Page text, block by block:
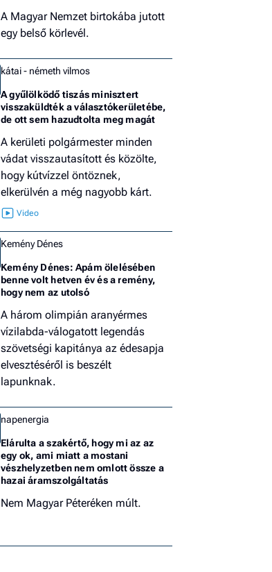
A Magyar Nemzet birtokába jutott
egy belső körlevél.
kátai - németh vilmos
A gyűlölködő tiszás minisztert
visszaküldték a választókerületébe,
de ott sem hazudtolta meg magát
A kerületi polgármester minden
vádat visszautasított és közölte,
hogy kútvízzel öntöznek,
elkerülvén a még nagyobb kárt.
Kemény Dénes
Kemény Dénes: Apám ölelésében
benne volt hetven év és a remény,
hogy nem az utolsó
A három olimpián aranyérmes
vízilabda-válogatott legendás
szövetségi kapitánya az édesapja
elvesztéséről is beszélt
lapunknak.
napenergia
Elárulta a szakértő, hogy mi az az
egy ok, ami miatt a mostani
vészhelyzetben nem omlott össze a
hazai áramszolgáltatás
Nem Magyar Péteréken múlt.